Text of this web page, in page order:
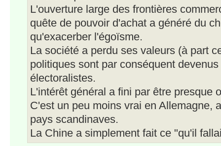
L'ouverture large des frontières
quête de pouvoir d'achat a généré du
qu'exacerber l'égoïsme.
La société a perdu ses valeurs (à part
politiques sont par conséquent
électoralistes.
L'intérêt général a fini par être presque
C'est un peu moins vrai en Allemagne,
pays scandinaves.
La Chine a simplement fait ce "qu'il